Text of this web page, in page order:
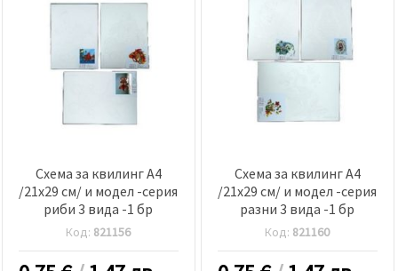
Схема за квилинг А4
/21x29 см/ и модел -серия
риби 3 вида -1 бр
Код: 821156
Схема за квилинг А4
/21x29 см/ и модел -серия
разни 3 вида -1 бр
Код: 821160